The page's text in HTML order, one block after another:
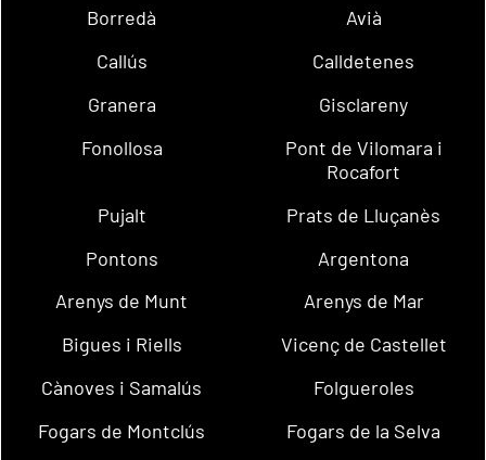
Borredà
Avià
Callús
Calldetenes
Granera
Gisclareny
Fonollosa
Pont de Vilomara i
Rocafort
Pujalt
Prats de Lluçanès
Pontons
Argentona
Arenys de Munt
Arenys de Mar
Bigues i Riells
Vicenç de Castellet
Cànoves i Samalús
Folgueroles
Fogars de Montclús
Fogars de la Selva